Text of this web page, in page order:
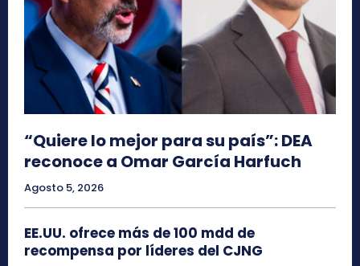
“Quiere lo mejor para su país”: DEA
reconoce a Omar García Harfuch
Agosto 5, 2026
EE.UU. ofrece más de 100 mdd de
recompensa por líderes del CJNG